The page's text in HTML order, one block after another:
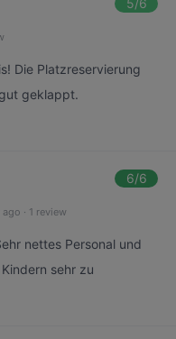
5/6
Die Platzreservierung
geklappt.
6/6
ago · 1 review
nettes Personal und
sehr zu